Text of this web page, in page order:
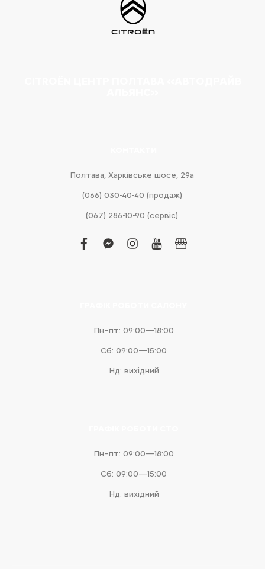
Полтава, Харківське шосе, 29а
(066) 030-40-40 (продаж)
(067) 286-10-90 (сервіс)
facebook
facebook-
instagram
youtubebusiness
Пн–пт: 09:00—18:00
Сб: 09:00—15:00
Нд: вихідний
Пн–пт: 09:00—18:00
Сб: 09:00—15:00
Нд: вихідний